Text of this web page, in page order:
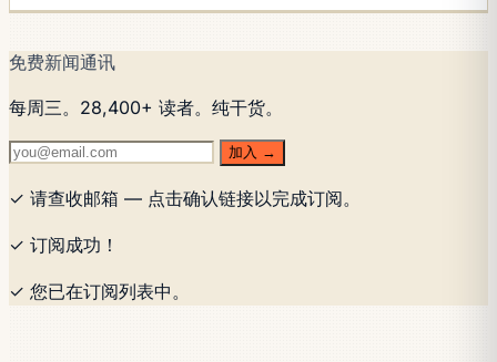
免费新闻通讯
每周三。28,400+ 读者。纯干货。
加入 →
✓ 请查收邮箱 — 点击确认链接以完成订阅。
✓ 订阅成功！
✓ 您已在订阅列表中。